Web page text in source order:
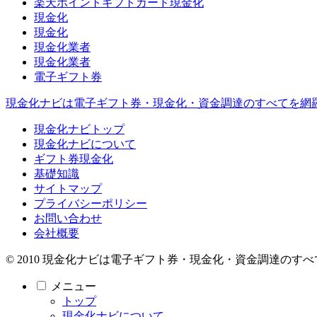
楽天ポイントギフトカード現金化
現金化
現金化
現金化業者
現金化業者
電子ギフト券
現金化ナビは電子ギフト券・現金化・資金調達のすべてを網
現金化ナビトップ
現金化ナビについて
ギフト券現金化
基礎知識
サイトマップ
プライバシーポリシー
お問い合わせ
会社概要
© 2010 現金化ナビは電子ギフト券・現金化・資金調達のす
メニュー
トップ